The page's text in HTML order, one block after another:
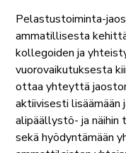
Pelastustoiminta-
ammatillisesta
kollegoiden ja
vuorovaikutuksesta
ottaa yhteyttä
aktiivisesti lisäämään
alipäällystö- ja näihin
sekä hyödyntämään